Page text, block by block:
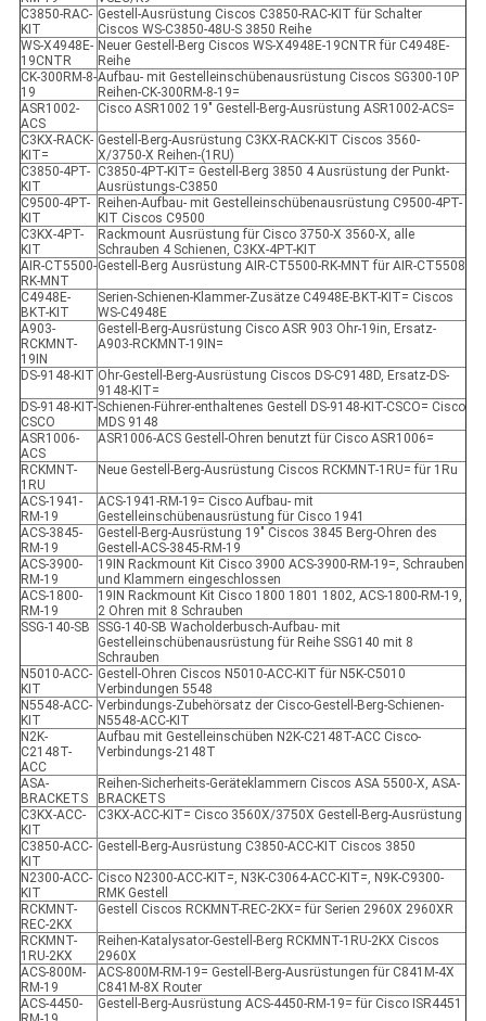
C3850-RAC-
KIT
Gestell-Ausrüstung Ciscos C3850-RAC-KIT für Schalter
Ciscos WS-C3850-48U-S 3850 Reihe
WS-X4948E-
19CNTR
Neuer Gestell-Berg Ciscos WS-X4948E-19CNTR für C4948E-
Reihe
CK-300RM-8-
19
Aufbau- mit Gestelleinschübenausrüstung Ciscos SG300-10P
Reihen-CK-300RM-8-19=
ASR1002-
ACS
Cisco ASR1002 19" Gestell-Berg-Ausrüstung ASR1002-ACS=
C3KX-RACK-
KIT=
Gestell-Berg-Ausrüstung C3KX-RACK-KIT Ciscos 3560-
X/3750-X Reihen-(1RU)
C3850-4PT-
KIT
C3850-4PT-KIT= Gestell-Berg 3850 4 Ausrüstung der Punkt-
Ausrüstungs-C3850
C9500-4PT-
KIT
Reihen-Aufbau- mit Gestelleinschübenausrüstung C9500-4PT-
KIT Ciscos C9500
C3KX-4PT-
KIT
Rackmount Ausrüstung für Cisco 3750-X 3560-X, alle
Schrauben 4 Schienen, C3KX-4PT-KIT
AIR-CT5500-
RK-MNT
Gestell-Berg Ausrüstung AIR-CT5500-RK-MNT für AIR-CT5508
C4948E-
BKT-KIT
Serien-Schienen-Klammer-Zusätze C4948E-BKT-KIT= Ciscos
WS-C4948E
A903-
RCKMNT-
19IN
Gestell-Berg-Ausrüstung Cisco ASR 903 Ohr-19in, Ersatz-
A903-RCKMNT-19IN=
DS-9148-KIT Ohr-Gestell-Berg-Ausrüstung Ciscos DS-C9148D, Ersatz-DS-
9148-KIT=
DS-9148-KIT-
CSCO
Schienen-Führer-enthaltenes Gestell DS-9148-KIT-CSCO= Cisco
MDS 9148
ASR1006-
ACS
ASR1006-ACS Gestell-Ohren benutzt für Cisco ASR1006=
RCKMNT-
1RU
Neue Gestell-Berg-Ausrüstung Ciscos RCKMNT-1RU= für 1Ru
ACS-1941-
RM-19
ACS-1941-RM-19= Cisco Aufbau- mit
Gestelleinschübenausrüstung für Cisco 1941
ACS-3845-
RM-19
Gestell-Berg-Ausrüstung 19" Ciscos 3845 Berg-Ohren des
Gestell-ACS-3845-RM-19
ACS-3900-
RM-19
19IN Rackmount Kit Cisco 3900 ACS-3900-RM-19=, Schrauben
und Klammern eingeschlossen
ACS-1800-
RM-19
19IN Rackmount Kit Cisco 1800 1801 1802, ACS-1800-RM-19,
2 Ohren mit 8 Schrauben
SSG-140-SB
SSG-140-SB Wacholderbusch-Aufbau- mit
Gestelleinschübenausrüstung für Reihe SSG140 mit 8
Schrauben
N5010-ACC-
KIT
Gestell-Ohren Ciscos N5010-ACC-KIT für N5K-C5010
Verbindungen 5548
N5548-ACC-
KIT
Verbindungs-Zubehörsatz der Cisco-Gestell-Berg-Schienen-
N5548-ACC-KIT
N2K-
C2148T-
ACC
Aufbau mit Gestelleinschüben N2K-C2148T-ACC Cisco-
Verbindungs-2148T
ASA-
BRACKETS
Reihen-Sicherheits-Geräteklammern Ciscos ASA 5500-X, ASA-
BRACKETS
C3KX-ACC-
KIT
C3KX-ACC-KIT= Cisco 3560X/3750X Gestell-Berg-Ausrüstung
C3850-ACC-
KIT
Gestell-Berg-Ausrüstung C3850-ACC-KIT Ciscos 3850
N2300-ACC-
KIT
Cisco N2300-ACC-KIT=, N3K-C3064-ACC-KIT=, N9K-C9300-
RMK Gestell
RCKMNT-
REC-2KX
Gestell Ciscos RCKMNT-REC-2KX= für Serien 2960X 2960XR
RCKMNT-
1RU-2KX
Reihen-Katalysator-Gestell-Berg RCKMNT-1RU-2KX Ciscos
2960X
ACS-800M-
RM-19
ACS-800M-RM-19= Gestell-Berg-Ausrüstungen für C841M-4X
C841M-8X Router
ACS-4450-
Gestell-Berg-Ausrüstung ACS-4450-RM-19= für Cisco ISR4451